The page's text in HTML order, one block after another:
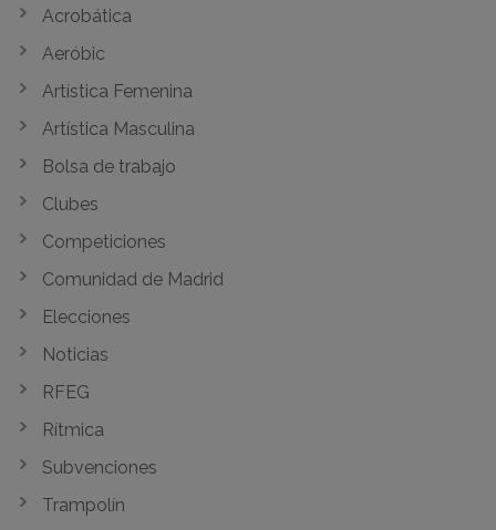
Acrobática
Aeróbic
Artística Femenina
Artística Masculina
Bolsa de trabajo
Clubes
Competiciones
Comunidad de Madrid
Elecciones
Noticias
RFEG
Rítmica
Subvenciones
Trampolín